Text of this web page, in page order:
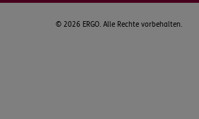
© 2026 ERGO. Alle Rechte vorbehalten.